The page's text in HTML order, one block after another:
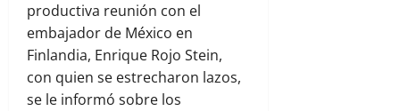
productiva reunión con el
embajador de México en
Finlandia, Enrique Rojo Stein,
con quien se estrecharon lazos,
se le informó sobre los